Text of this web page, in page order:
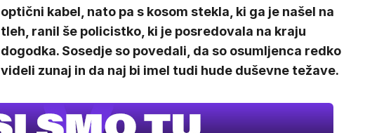
optični kabel, nato pa s kosom stekla, ki ga je našel na
tleh, ranil še policistko, ki je posredovala na kraju
dogodka. Sosedje so povedali, da so osumljenca redko
videli zunaj in da naj bi imel tudi hude duševne težave.